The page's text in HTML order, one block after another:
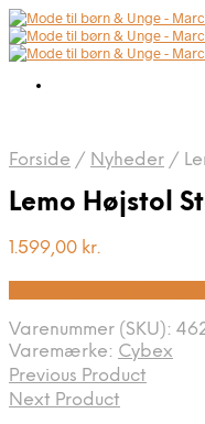
Forside / Nyheder /
Lemo Højstol
1.599,00 kr.
Varenummer (SKU):
Varemærke: Cybex
Previous Product
Next Product